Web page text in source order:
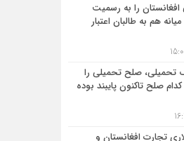
افغانستان را به رسمیت
هم به طالبان اعتبار
تحمیلی، صلح تحمیلی را
کدام صلح تاکنون پایبند بوده
دلاری تجارت افغانستان و